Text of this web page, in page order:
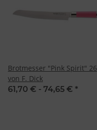
Brotmesser "Pink Spirit" 26
von F. Dick
61,70 € - 74,65 € *